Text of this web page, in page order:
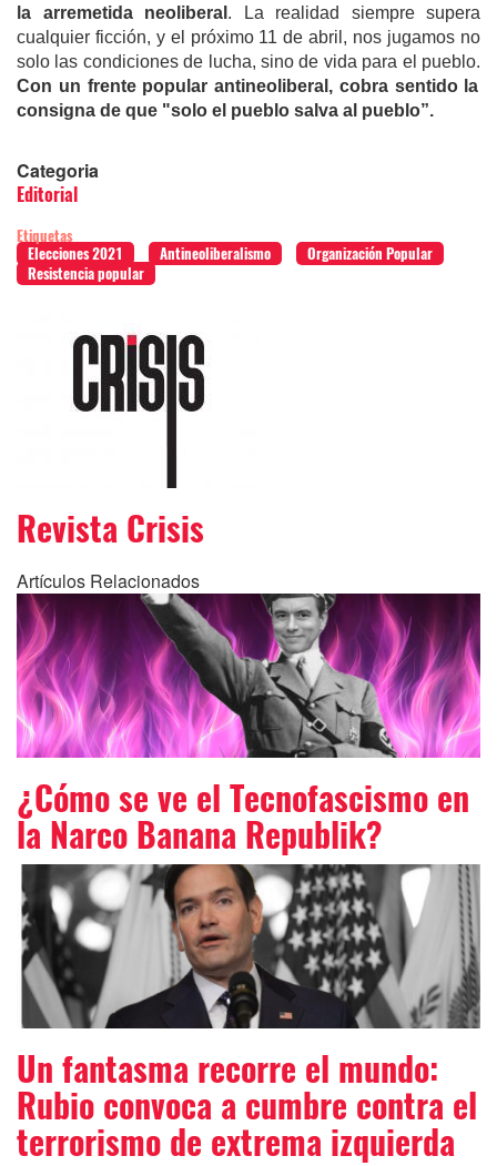
la arremetida neoliberal . La realidad siempre supera
cualquier ficción, y el próximo 11 de abril, nos jugamos no
solo las condiciones de lucha, sino de vida para el pueblo.
Con un frente popular antineoliberal, cobra sentido la
consigna de que "solo el pueblo salva al pueblo”.
Categoria
Editorial
Etiquetas
Elecciones 2021
Antineoliberalismo
Organización Popular
Resistencia popular
Revista Crisis
Artículos Relacionados
¿Cómo se ve el Tecnofascismo en
la Narco Banana Republik?
Un fantasma recorre el mundo:
Rubio convoca a cumbre contra el
terrorismo de extrema izquierda